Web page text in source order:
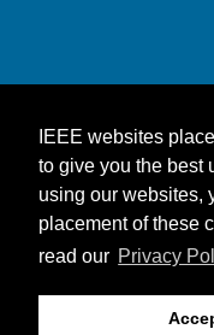
IEEE websites
to give you the best
using our websites,
placement of these
read our Privacy